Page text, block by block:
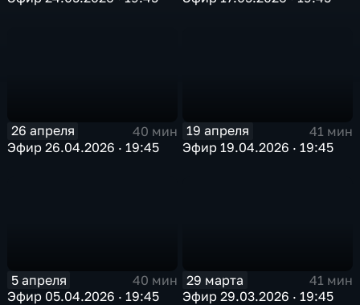
26 апреля
40 мин
Эфир 26.04.2026 · 19:45
19 апреля
41 мин
Эфир 19.04.2026 · 19:45
5 апреля
40 мин
Эфир 05.04.2026 · 19:45
29 марта
41 мин
Эфир 29.03.2026 · 19:45